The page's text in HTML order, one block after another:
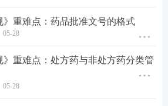
重难点：药品批准文号的格式
05-28
重难点：处方药与非处方药分类管
05-28